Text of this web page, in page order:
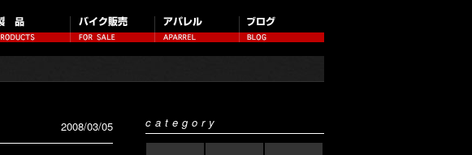
2008/03/05 category